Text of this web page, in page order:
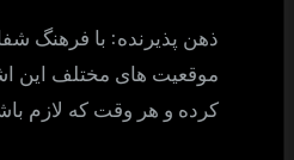
ذهن پذیرنده: با فرهنگ
موقعیت های مختلف این
کرده و هر وقت که لازم